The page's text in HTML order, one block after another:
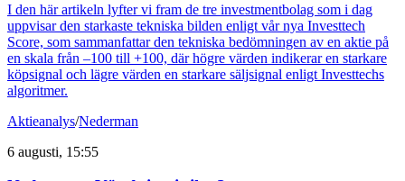
I den här artikeln lyfter vi fram de tre investmentbolag som i dag
uppvisar den starkaste tekniska bilden enligt vår nya Investtech
Score, som sammanfattar den tekniska bedömningen av en aktie på
en skala från –100 till +100, där högre värden indikerar en starkare
köpsignal och lägre värden en starkare säljsignal enligt Investtechs
algoritmer.
Aktieanalys/Nederman
6 augusti, 15:55